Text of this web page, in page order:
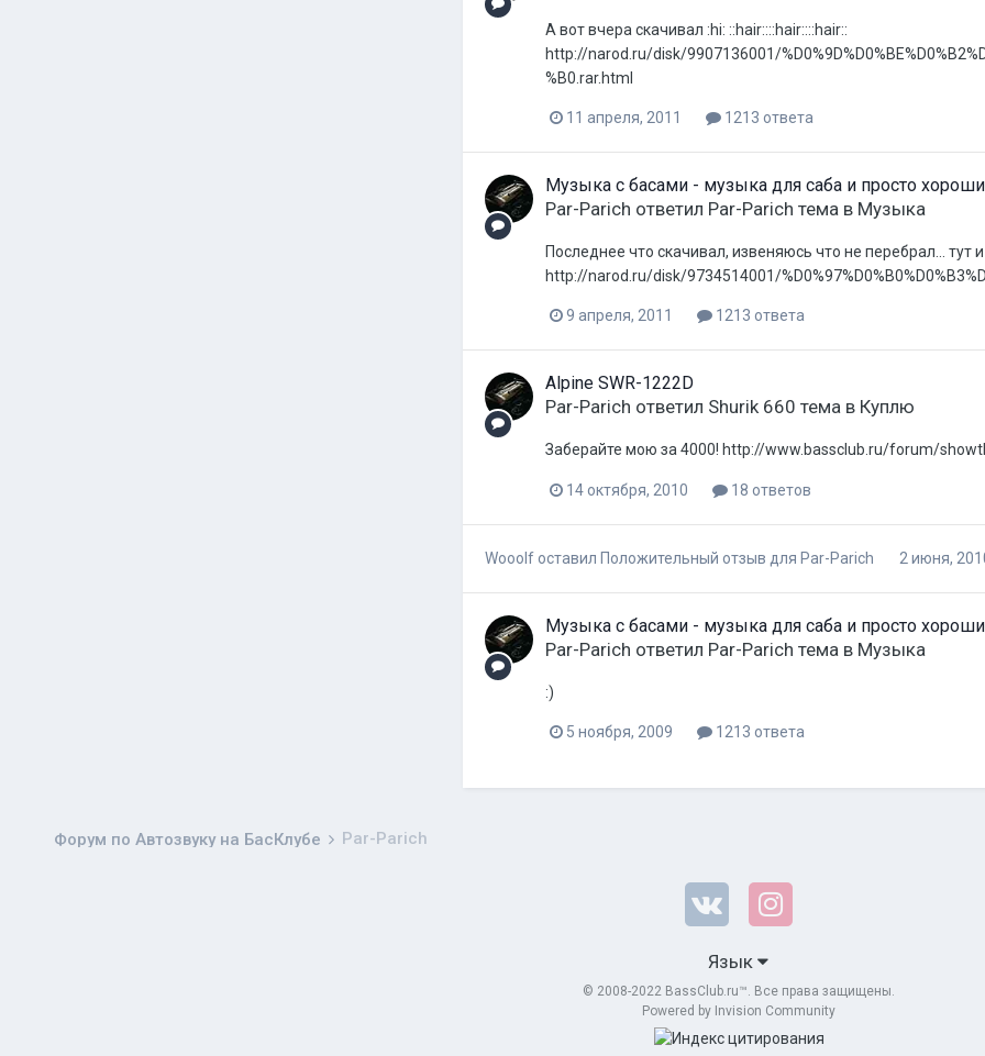
А вот вчера скачивал :hi: ::hair::::hair::::hair::
http://narod.ru/disk/9907136001/
%B0.rar.html
11 апреля, 2011 1213 ответа
Музыка с басами - музыка для саба и просто
Par-Parich ответил Par-Parich тема в Музыка
Последнее что скачивал, извеняюсь что не перебрал... тут
http://narod.ru/disk/9734514001/
9 апреля, 2011 1213 ответа
Alpine SWR-1222D
Par-Parich ответил Shurik 660 тема в Куплю
Заберайте мою за 4000! http://www.bassclub.ru/forum/
14 октября, 2010 18 ответов
Wooolfоставил Положительный отзыв для Par-Parich 2 июня,
Музыка с басами - музыка для саба и просто
Par-Parich ответил Par-Parich тема в Музыка
:)
5 ноября, 2009 1213 ответа
Форум по Автозвуку на БасКлубе Par-Parich
Язык
© 2008-2022 BassClub.ru™. Все права защищены.
Powered by Invision Community